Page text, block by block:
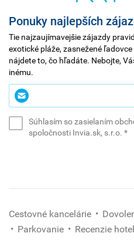
Ponuky najlepších
Tie najzaujímavejšie zájazdy
exotické pláže, zasnežené
nájdete to, čo hľadáte. Nebojte,
inému.
Zadajte
svoj
Súhlasím so zasielaním
spoločnosti Invia.sk, s.r.o. *
Cestovné kancelárie
Parkovanie
Recenzie